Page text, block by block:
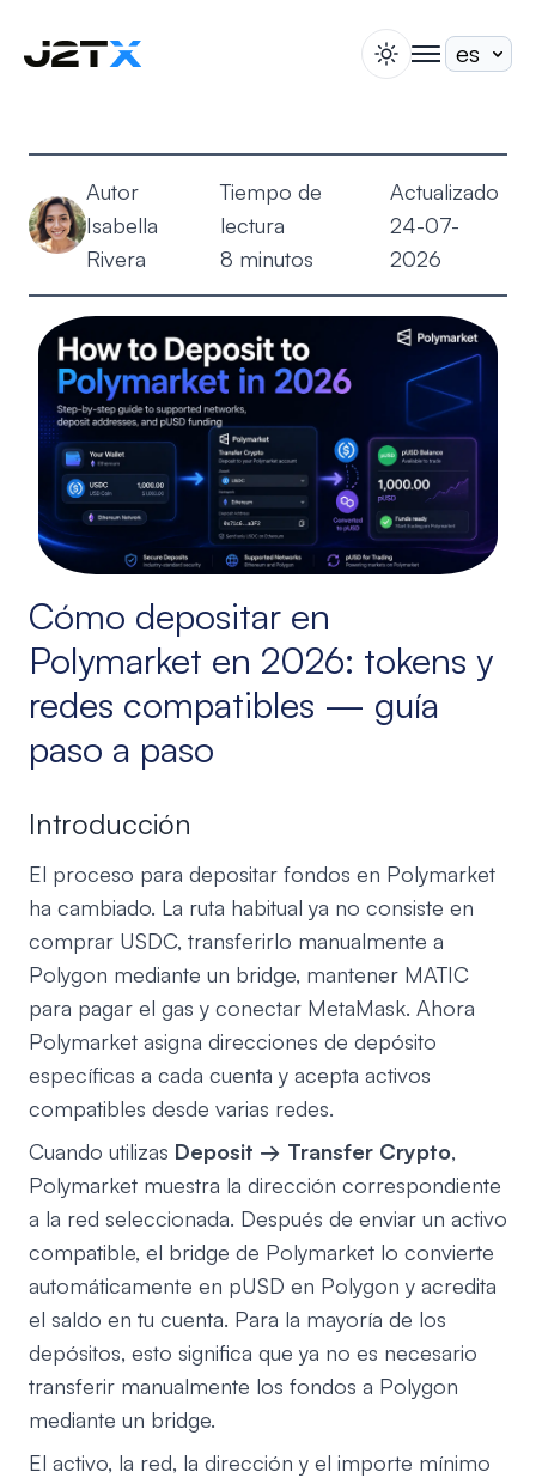
Blog
Ayuda
Acerca de
Abrir Cuenta
Iniciar Sesión
switch theme
togglenav
Autor
Isabella
Rivera
Tiempo de
lectura
8 minutos
Actualizado
24-07-
2026
Cómo depositar en
Polymarket en 2026: tokens y
redes compatibles — guía
paso a paso
Introducción
El proceso para depositar fondos en Polymarket
ha cambiado. La ruta habitual ya no consiste en
comprar USDC, transferirlo manualmente a
Polygon mediante un bridge, mantener MATIC
para pagar el gas y conectar MetaMask. Ahora
Polymarket asigna direcciones de depósito
específicas a cada cuenta y acepta activos
compatibles desde varias redes.
Cuando utilizas Deposit → Transfer Crypto,
Polymarket muestra la dirección correspondiente
a la red seleccionada. Después de enviar un activo
compatible, el bridge de Polymarket lo convierte
automáticamente en pUSD en Polygon y acredita
el saldo en tu cuenta. Para la mayoría de los
depósitos, esto significa que ya no es necesario
transferir manualmente los fondos a Polygon
mediante un bridge.
El activo, la red, la dirección y el importe mínimo